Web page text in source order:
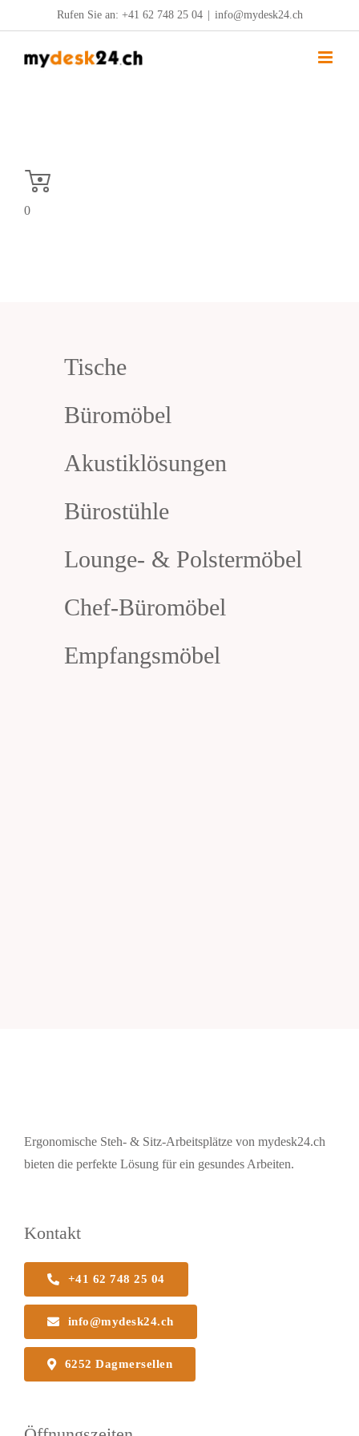
Inhalt
springen
Rufen Sie an: +41 62 748 25 04 info@mydesk24.ch
0
Tische
Büromöbel
Akustiklösungen
Bürostühle
Lounge- & Polstermöbel
Chef-Büromöbel
Empfangsmöbel
Ergonomische Steh- & Sitz-Arbeitsplätze von mydesk24.ch
bieten die perfekte Lösung für ein gesundes Arbeiten.
Kontakt
+41 62 748 25 04
info@mydesk24.ch
6252 Dagmersellen